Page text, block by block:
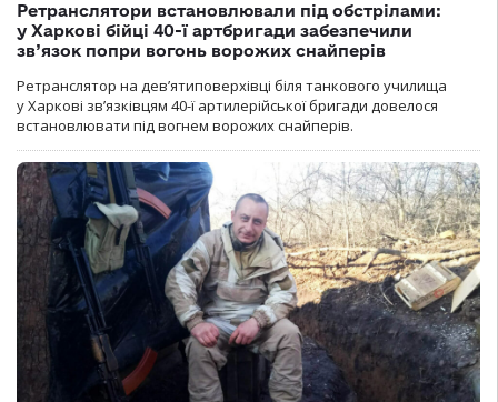
Ретранслятори встановлювали під обстрілами:
у Харкові бійці 40-ї артбригади забезпечили
зв’язок попри вогонь ворожих снайперів
Ретранслятор на дев’ятиповерхівці біля танкового училища
у Харкові зв’язківцям 40-ї артилерійської бригади довелося
встановлювати під вогнем ворожих снайперів.